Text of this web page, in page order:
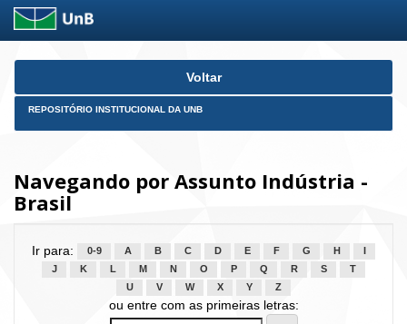
Skip
Voltar
REPOSITÓRIO INSTITUCIONAL DA UNB
Navegando por Assunto Indústria -
Brasil
Ir para: 0-9 A B C D E F G H
J
K L M N O P Q R S
T
U
V W X Y Z
ou entre com as primeiras letras: